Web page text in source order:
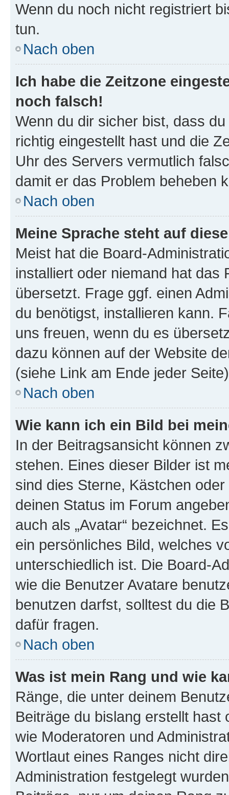
Wenn du noch nicht registriert
tun.
Nach oben
Ich habe die Zeitzone
noch falsch!
Wenn du dir sicher bist, dass
richtig eingestellt hast und die
Uhr des Servers vermutlich
damit er das Problem beheben
Nach oben
Meine Sprache steht auf
Meist hat die Board-
installiert oder niemand hat das
übersetzt. Frage ggf. einen
du benötigst, installieren kann.
uns freuen, wenn du es
dazu können auf der Website
(siehe Link am Ende jeder
Nach oben
Wie kann ich ein Bild bei
In der Beitragsansicht können
stehen. Eines dieser Bilder ist
sind dies Sterne, Kästchen
deinen Status im Forum
auch als „Avatar“ bezeichnet.
ein persönliches Bild, welches
unterschiedlich ist. Die Board-
wie die Benutzer Avatare
benutzen darfst, solltest du die
dafür fragen.
Nach oben
Was ist mein Rang und wie
Ränge, die unter deinem
Beiträge du bislang erstellt
wie Moderatoren und
Wortlaut eines Ranges nicht
Administration festgelegt